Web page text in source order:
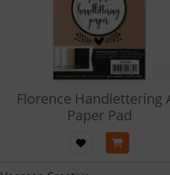
Florence Handlettering
Paper Pad